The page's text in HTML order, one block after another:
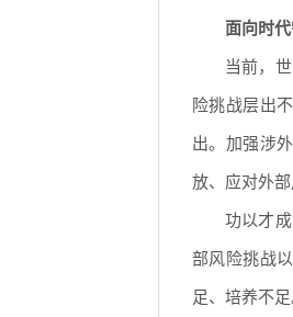
面向时
当前，
险挑战层出
出。加强涉
放、应对外部
功以才
部风险挑战
足、培养不足